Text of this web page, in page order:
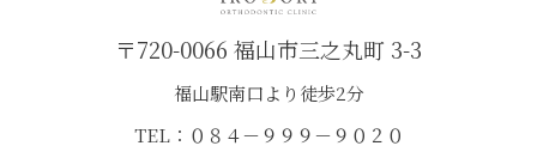
〒720-0066 福山市三之丸町 3-3
福山駅南口より徒歩2分
TEL：０８４－９９９－９０２０